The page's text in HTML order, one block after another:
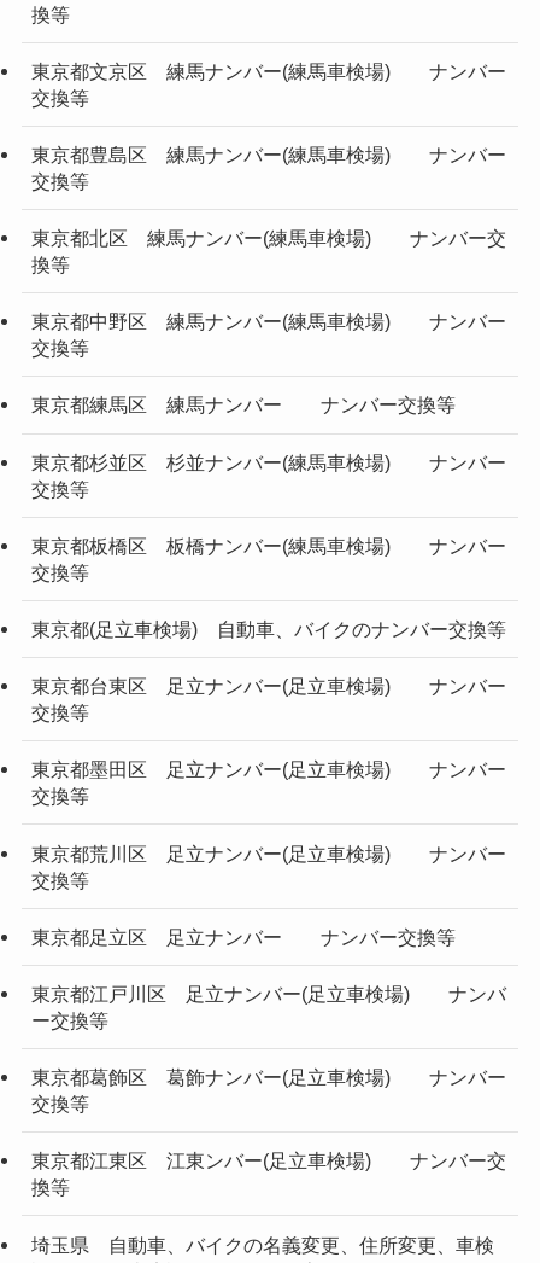
換等
東京都文京区 練馬ナンバー(練馬車検場) ナンバー
交換等
東京都豊島区 練馬ナンバー(練馬車検場) ナンバー
交換等
東京都北区 練馬ナンバー(練馬車検場) ナンバー交
換等
東京都中野区 練馬ナンバー(練馬車検場) ナンバー
交換等
東京都練馬区 練馬ナンバー ナンバー交換等
東京都杉並区 杉並ナンバー(練馬車検場) ナンバー
交換等
東京都板橋区 板橋ナンバー(練馬車検場) ナンバー
交換等
東京都(足立車検場) 自動車、バイクのナンバー交換等
東京都台東区 足立ナンバー(足立車検場) ナンバー
交換等
東京都墨田区 足立ナンバー(足立車検場) ナンバー
交換等
東京都荒川区 足立ナンバー(足立車検場) ナンバー
交換等
東京都足立区 足立ナンバー ナンバー交換等
東京都江戸川区 足立ナンバー(足立車検場) ナンバ
ー交換等
東京都葛飾区 葛飾ナンバー(足立車検場) ナンバー
交換等
東京都江東区 江東ンバー(足立車検場) ナンバー交
換等
埼玉県 自動車、バイクの名義変更、住所変更、車検